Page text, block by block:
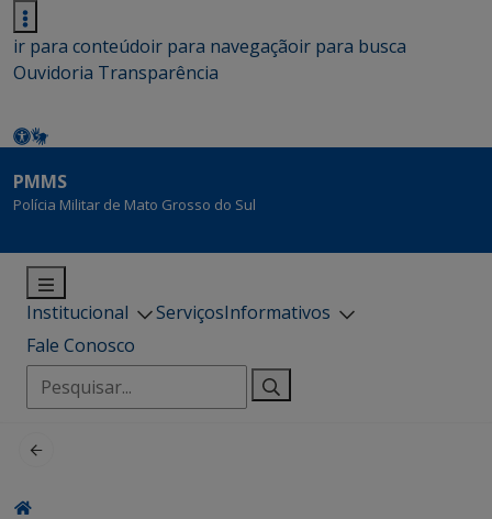
ir para conteúdoir para navegaçãoir para busca
Ouvidoria Transparência
PMMS
Polícia Militar de Mato Grosso do Sul
Institucional ServiçosInformativos
Fale Conosco
Pesquisar
por: